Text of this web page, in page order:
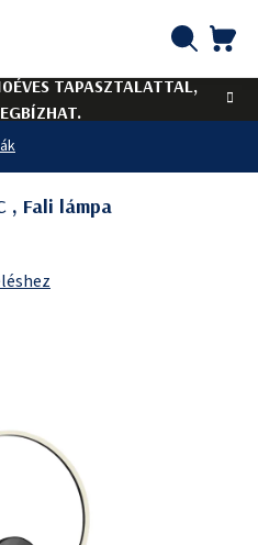
TAPASZTALATTAL,
, Fali lámpa